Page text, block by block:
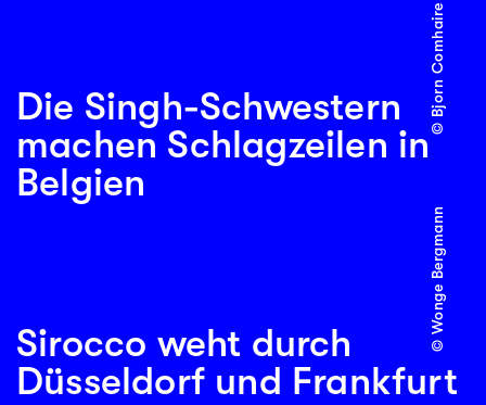
Die Singh-Schwestern
machen Schlagzeilen in
Belgien
© Bjorn Comhaire
Sirocco weht durch
Düsseldorf und Frankfurt
© Wonge Bergmann